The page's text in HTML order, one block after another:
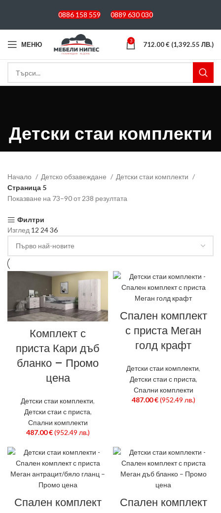
0886 158 559 0889 630 030
МЕНЮ 3 712.00€ (1,392.55 ЛВ.)
Детски стаи комплекти
Начало Детско обзавеждане
Детски стаи комплекти
Страница 5
Показване на 73–90 от 238 резултата
Филтри
Изглед 12 2436
Комплект с
приста Кари дъб
бланко – Промо
цена
Детски стаи комплекти,
Детски стаи с приста,
Спални комплекти
487.00€ (952.49 лв.)
Спален комплект
с приста Меган
голд крафт
Детски стаи комплекти,
Детски стаи с приста,
Спални комплекти
487.00€ (952.49 лв.)
Спален комплект
Спален комплект